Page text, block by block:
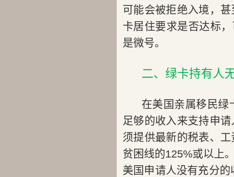
可能会被拒绝入境，
卡居住要求是否达标
是微号。
二、绿卡持有人
在美国亲属移民绿
足够的收入来支持申
须提供最新的税表、
贫困线的125%或以上
美国申请人没有充分